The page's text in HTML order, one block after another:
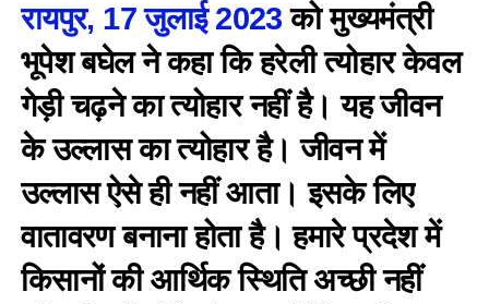
रायपुर, 17 जुलाई 2023 को मुख्यमंत्री
भूपेश बघेल ने कहा कि हरेली त्योहार केवल
गेड़ी चढ़ने का त्योहार नहीं है। यह जीवन
के उल्लास का त्योहार है। जीवन में
उल्लास ऐसे ही नहीं आता। इसके लिए
वातावरण बनाना होता है। हमारे प्रदेश में
किसानों की आर्थिक स्थिति अच्छी नहीं